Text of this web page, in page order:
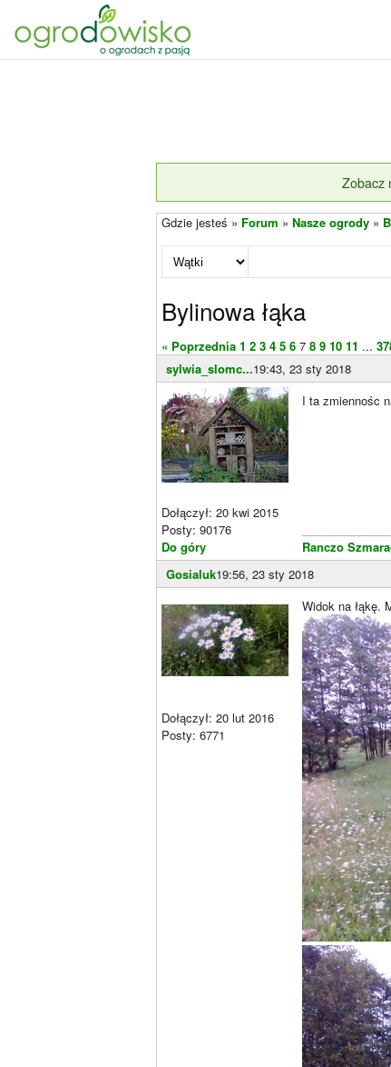
Zobacz
Gdzie jesteś » Forum » Nasze ogrody »
Bylinowa łąka
« Poprzednia 1 2 3 4 5 6 7 8 9 10 11 ...
sylwia_slomc...19:43, 23 sty 2018
Dołączył: 20 kwi 2015
Posty: 90176
Do góry
I ta zmiennośc
Ranczo
Gosialuk19:56, 23 sty 2018
Dołączył: 20 lut 2016
Posty: 6771
Widok na łąkę.